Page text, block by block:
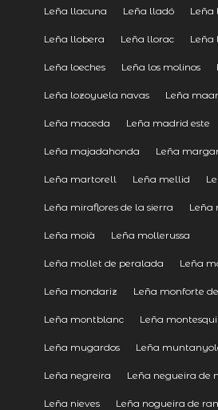
Leña llacuna Leña lladó Leña
Leña llobera Leña llorac Leña
Leña loeches Leña los molinos
Leña lozoyuela navas Leña
Leña maceda Leña madrid este
Leña majadahonda Leña
Leña martorell Leña mellid
Leña miraflores de la sierra Leña
Leña moià Leña mollerussa
Leña mollet de peralada Leña
Leña mondariz Leña monforte
Leña montblanc Leña
Leña mugardos Leña
Leña negreira Leña negueira de
Leña nieves Leña nogueira de